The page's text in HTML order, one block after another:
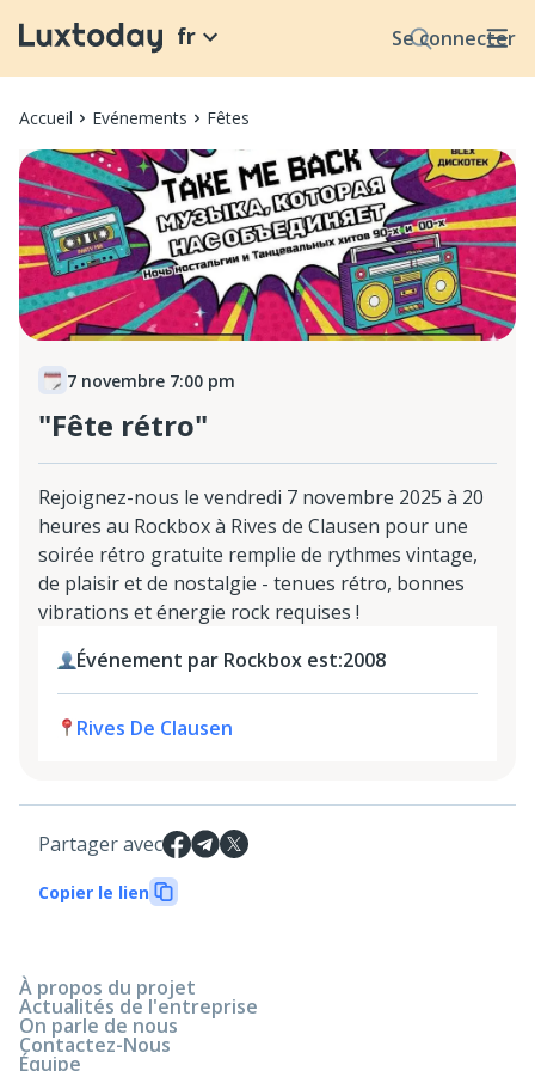
Se connecter
fr
Accueil Evénements Fêtes
7 novembre 7:00 pm
"Fête rétro"
Rejoignez-nous le vendredi 7 novembre 2025 à 20
heures au Rockbox à Rives de Clausen pour une
soirée rétro gratuite remplie de rythmes vintage,
de plaisir et de nostalgie - tenues rétro, bonnes
vibrations et énergie rock requises !
Événement par Rockbox est:2008
Rives De Clausen
Partager avec
Copier le lien
À propos du projet
Actualités de l'entreprise
On parle de nous
Contactez-Nous
Équipe